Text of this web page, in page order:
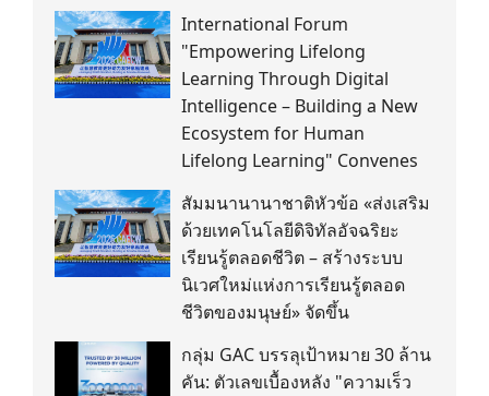
International Forum
"Empowering Lifelong
Learning Through Digital
Intelligence – Building a New
Ecosystem for Human
Lifelong Learning" Convenes
สัมมนานานาชาติหัวข้อ «ส่งเสริม
ด้วยเทคโนโลยีดิจิทัลอัจฉริยะ
เรียนรู้ตลอดชีวิต – สร้างระบบ
นิเวศใหม่แห่งการเรียนรู้ตลอด
ชีวิตของมนุษย์» จัดขึ้น
กลุ่ม GAC บรรลุเป้าหมาย 30 ล้าน
คัน: ตัวเลขเบื้องหลัง "ความเร็ว